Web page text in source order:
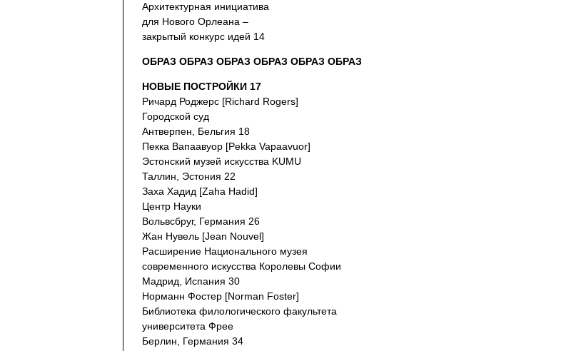
Архитектурная инициатива
для Нового Орлеана –
закрытый конкурс идей 14
ОБРАЗ ОБРАЗ ОБРАЗ ОБРАЗ ОБРАЗ ОБРАЗ
НОВЫЕ ПОСТРОЙКИ 17
Ричард Роджерс [Richard Rogers]
Городской суд
Антверпен, Бельгия 18
Пекка Вапаавуор [Pekka Vapaavuor]
Эстонский музей искусства KUMU
Таллин, Эстония 22
Заха Хадид [Zaha Hadid]
Центр Науки
Вольвсбруг, Германия 26
Жан Нувель [Jean Nouvel]
Расширение Национального музея
современного искусства Королевы Софии
Мадрид, Испания 30
Норманн Фостер [Norman Foster]
Библиотека филологического факультета
университета Фрее
Берлин, Германия 34